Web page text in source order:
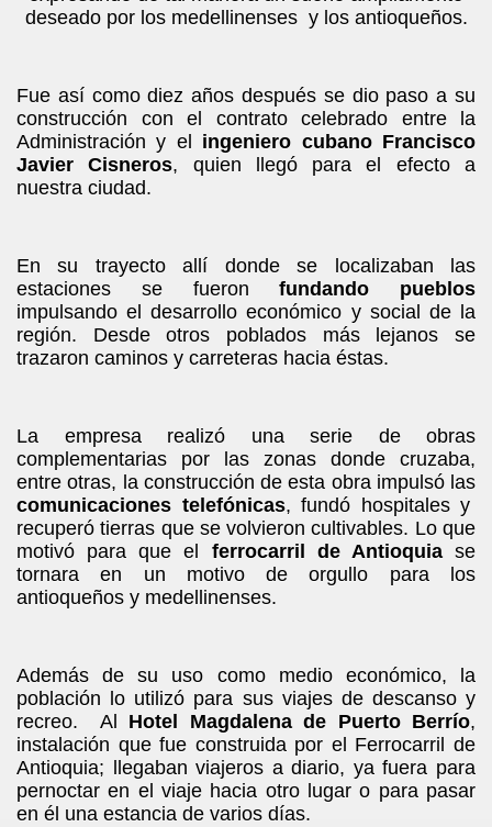
deseado por los medellinenses y los antioqueños.
Fue así como diez años después se dio paso a su
construcción con el contrato celebrado entre la
Administración y el ingeniero cubano Francisco
Javier Cisneros, quien llegó para el efecto a
nuestra ciudad.
En su trayecto allí donde se localizaban las
estaciones se fueron fundando pueblos
impulsando el desarrollo económico y social de la
región. Desde otros poblados más lejanos se
trazaron caminos y carreteras hacia éstas.
La empresa realizó una serie de obras
complementarias por las zonas donde cruzaba,
entre otras, la construcción de esta obra impulsó las
comunicaciones telefónicas, fundó hospitales y
recuperó tierras que se volvieron cultivables. Lo que
motivó para que el ferrocarril de Antioquiase
tornara en un motivo de orgullo para los
antioqueños y medellinenses.
Además de su uso como medio económico, la
población lo utilizó para sus viajes de descanso y
recreo. Al
Hotel Magdalena de Puerto Berrío,
instalación que fue construida por el Ferrocarril de
Antioquia; llegaban viajeros a diario, ya fuera para
pernoctar en el viaje hacia otro lugar o para pasar
en él una estancia de varios días.